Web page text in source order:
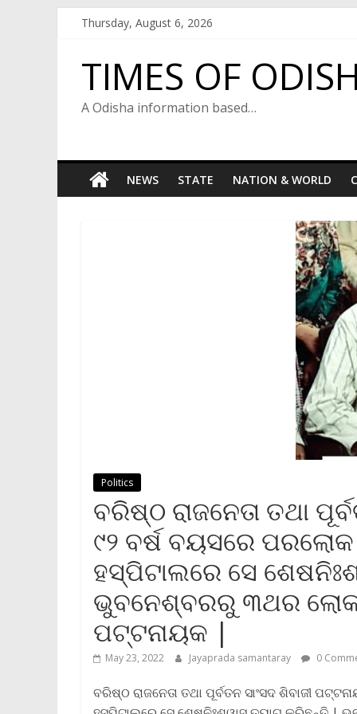
Thursday, August 6, 2026
TIMES OF
A Odisha information based…
NEWS STATE NATION & WORLD
Politics
ବରିଷ୍ଠ ରାଜନେତା ତଥା
୯୨ ବର୍ଷ ବୟସରେ
ହସ୍ପିଟାଲରେ ସେ
ଭୁବନେଶ୍ବରରୁ ୩ଥର
ପଟ୍ଟନାୟକ |
May 23, 2022 Jayaprada samantaray 0
ବରିଷ୍ଠ ରାଜନେତା ତଥା ପୂର୍ବତନ ସାଂସଦ ଶିବାଜୀ